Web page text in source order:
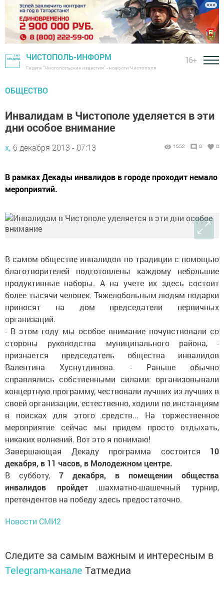
ЧИСТОПОЛЬ-ИНФОРМ
Газета "Чистопольские известия" - новости Чистополя
16+
ОБЩЕСТВО
Инвалидам в Чистополе уделяется в эти
дни особое внимание
х, 6 декабря 2013 - 07:13 1552 0 0
В рамках Декады инвалидов в городе проходит немало
мероприятий.
В самом обществе инвалидов по традиции с помощью
благотворителей подготовлены каждому небольшие
продуктивные наборы. А на учете их здесь состоит
более тысячи человек. Тяжелобольным людям подарки
приносят на дом председатели первичных
организаций.
- В этом году мы особое внимание почувствовали со
стороны руководства муниципального района, -
признается председатель общества инвалидов
Валентина Хуснутдинова. - Раньше обычно
справлялись собственными силами: организовывали
концертную программу, чествовали лучших из лучших в
своей организации, естественно, ходили по инстанциям
в поисках для этого средств... На торжественное
мероприятие сейчас мы придем просто отдыхать,
никаких волнений. Вот это я понимаю!
Завершающая Декаду программа состоится 10
декабря, в 11 часов, в Молодежном центре.
В субботу, 7 декабря, в помещении общества
инвалидов пройдетшахматно-шашечный турнир,
претендентов на победу здесь предостаточно.
Новости СМИ2
Следите за самым важным и интересным в
Telegram-канале Татмедиа